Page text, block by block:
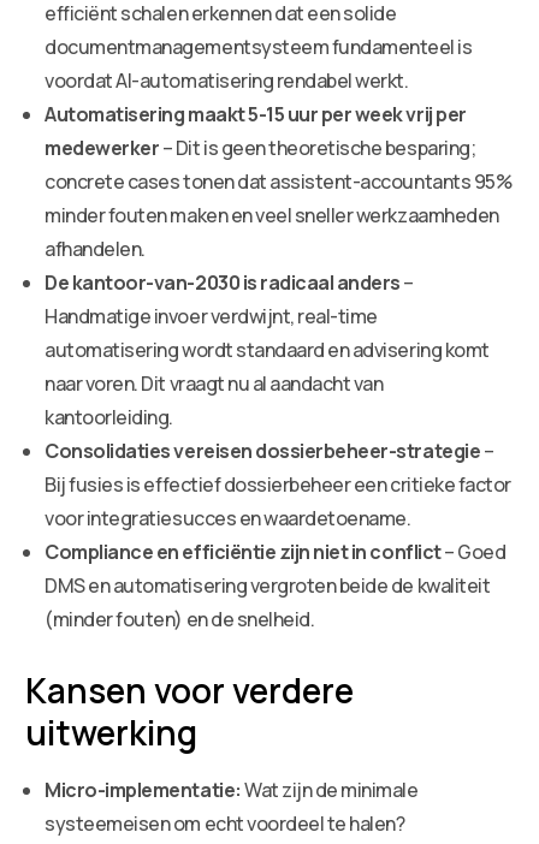
efficiënt schalen erkennen dat een solide
documentmanagementsysteem fundamenteel is
voordat AI-automatisering rendabel werkt.
Automatisering maakt 5-15 uur per week vrij per
medewerker– Dit is geen theoretische besparing;
concrete cases tonen dat assistent-accountants 95%
minder fouten maken en veel sneller werkzaamheden
afhandelen.
De kantoor-van-2030 is radicaal anders–
Handmatige invoer verdwijnt, real-time
automatisering wordt standaard en advisering komt
naar voren. Dit vraagt nu al aandacht van
kantoorleiding.
Consolidaties vereisen dossierbeheer-strategie–
Bij fusies is effectief dossierbeheer een critieke factor
voor integratiesucces en waardetoename.
Compliance en efficiëntie zijn niet in conflict– Goed
DMS en automatisering vergroten beide de kwaliteit
(minder fouten) en de snelheid.
Kansen voor verdere
uitwerking
Micro-implementatie:Wat zijn de minimale
systeemeisen om echt voordeel te halen?